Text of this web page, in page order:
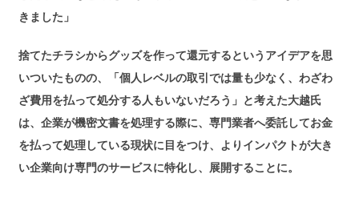
きました」
捨てたチラシからグッズを作って還元するというアイデアを思
いついたものの、「個人レベルの取引では量も少なく、わざわ
ざ費用を払って処分する人もいないだろう」と考えた大越氏
は、企業が機密文書を処理する際に、専門業者へ委託してお金
を払って処理している現状に目をつけ、よりインパクトが大き
い企業向け専門のサービスに特化し、展開することに。